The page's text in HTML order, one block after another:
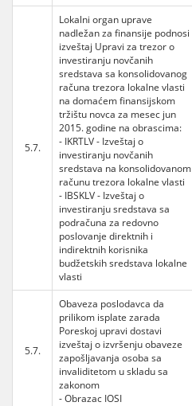
5.7.
Lokalni organ uprave
nadležan za finansije podnosi
izveštaj Upravi za trezor o
investiranju novčanih
sredstava sa konsolidovanog
računa trezora lokalne vlasti
na domaćem finansijskom
tržištu novca za mesec jun
2015. godine na obrascima:
- IKRTLV - Izveštaj o
investiranju novčanih
sredstava na konsolidovanom
računu trezora lokalne vlasti
- IBSKLV - Izveštaj o
investiranju sredstava sa
podračuna za redovno
poslovanje direktnih i
indirektnih korisnika
budžetskih sredstava lokalne
vlasti
5.7.
Obaveza poslodavca da
prilikom isplate zarada
Poreskoj upravi dostavi
izveštaj o izvršenju obaveze
zapošljavanja osoba sa
invaliditetom u skladu sa
zakonom
- Obrazac IOSI